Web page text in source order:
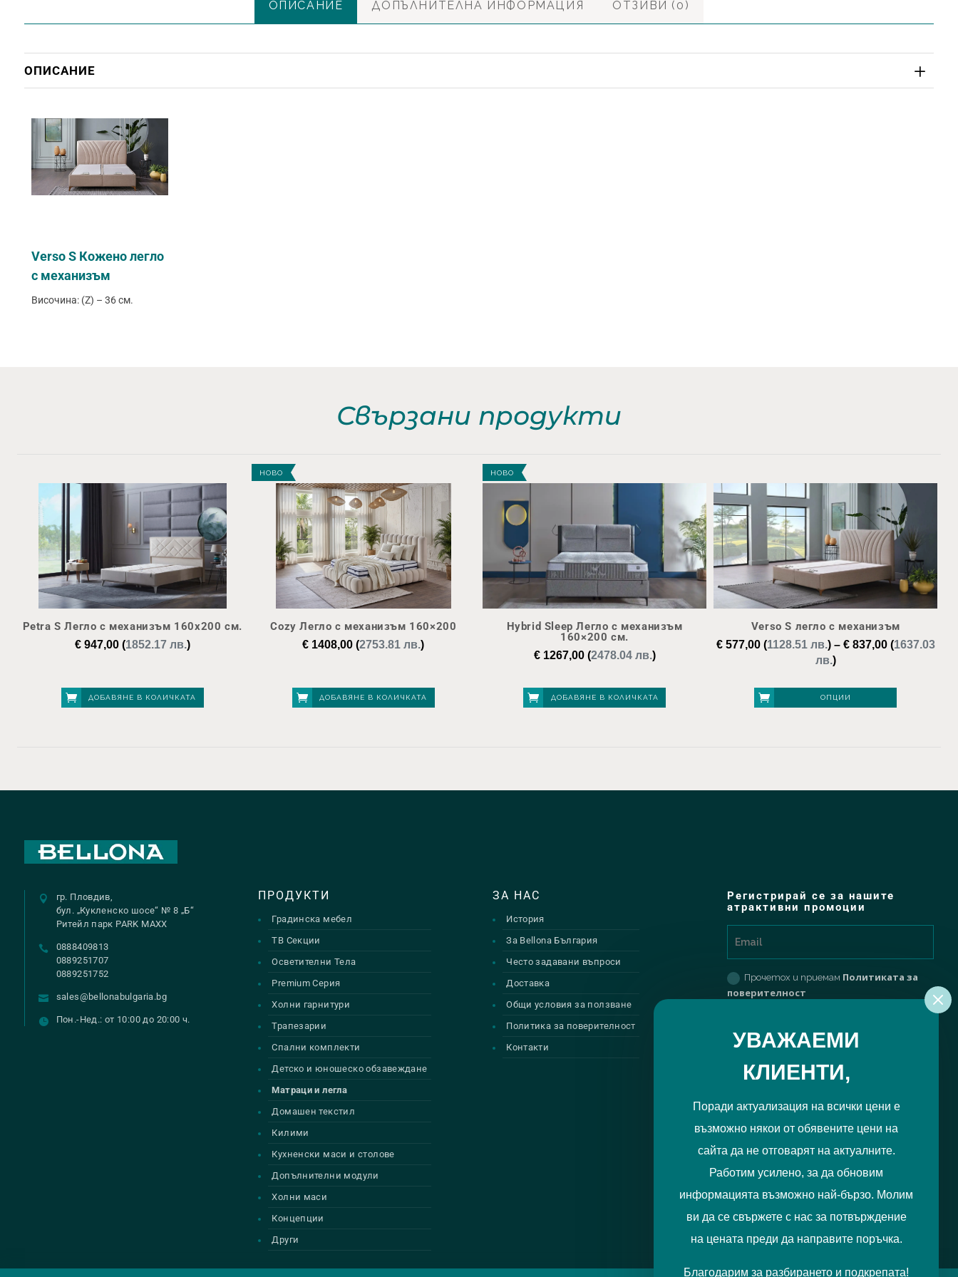
УВАЖАЕМИ
КЛИЕНТИ,
Поради актуализация на всички цени е
възможно някои от обявените цени на
сайта да не отговарят на актуалните.
Работим усилено, за да обновим
информацията възможно най-бързо. Молим
ви да се свържете с нас за потвърждение
на цената преди да направите поръчка.
Благодарим за разбирането и подкрепата!
ОПИСАНИЕ ДОПЪЛНИТЕЛНА ИНФОРМАЦИЯ ОТЗИВИ (0)
ОПИСАНИЕ
Verso S Кожено легло
с механизъм
Височина: (Z) – 36 см.
Свързани продукти
Petra S Легло с механизъм 160х200 см.
€947,00(1852.17 лв.)
ДОБАВЯНЕ В КОЛИЧКАТА
НОВО
Cozy Легло с механизъм 160×200
€ 1408,00 (2753.81 лв.)
ДОБАВЯНЕ В КОЛИЧКАТА
НОВО
Hybrid Sleep Легло с механизъм
160×200 см.
€1267,00(2478.04 лв.)
ДОБАВЯНЕ В КОЛИЧКАТА
Verso S легло с механизъм
€577,00(1128.51 лв.) – €837,00(1637.03
лв.)Price
€ 577,00
through
ОПЦИИ
multiple
chosen
on
page
гр. Пловдив,
бул. „Кукленско шосе“ № 8 „Б“
Ритейл парк PARK MAXX
0888409813
0889251707
0889251752
sales@bellonabulgaria.bg
Пон.-Нед.: от 10:00 до 20:00 ч.
ПРОДУКТИ
Градинска мебел
ТВ Секции
Осветителни Тела
Premium Серия
Холни гарнитури
Трапезарии
Спални комплекти
Детско и юношеско обзавеждане
Матраци и легла
Домашен текстил
Килими
Кухненски маси и столове
Допълнителни модули
Холни маси
Концепции
Други
ЗА НАС
История
За Bellona България
Често задавани въпроси
Доставка
Общи условия за ползване
Политика за поверителност
Контакти
Регистрирай се за нашите
атрактивни промоции
Прочетох и приемам Политиката за
поверителност